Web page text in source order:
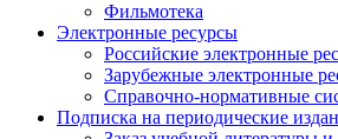
Фильмотека
Электронные ресурсы
Российские электронные
Зарубежные электронные
Справочно-нормативные
Подписка на периодические